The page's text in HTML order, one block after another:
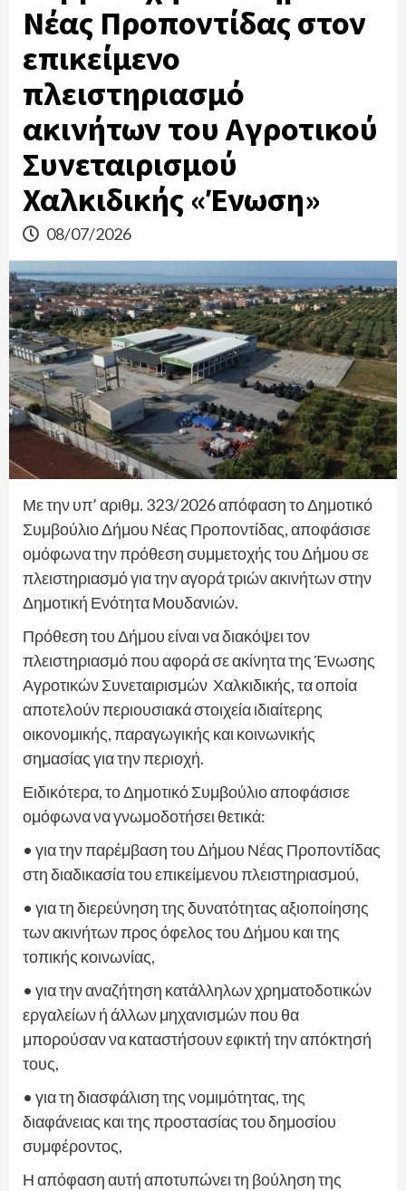
Νέας Προποντίδας στον
επικείμενο
πλειστηριασμό
ακινήτων του Αγροτικού
Συνεταιρισμού
Χαλκιδικής «Ένωση»
08/07/2026
Με την υπ’ αριθμ. 323/2026 απόφαση το Δημοτικό
Συμβούλιο Δήμου Νέας Προποντίδας, αποφάσισε
ομόφωνα την πρόθεση συμμετοχής του Δήμου σε
πλειστηριασμό για την αγορά τριών ακινήτων στην
Δημοτική Ενότητα Μουδανιών.
Πρόθεση του Δήμου είναι να διακόψει τον
πλειστηριασμό που αφορά σε ακίνητα της Ένωσης
Αγροτικών Συνεταιρισμών Χαλκιδικής, τα οποία
αποτελούν περιουσιακά στοιχεία ιδιαίτερης
οικονομικής, παραγωγικής και κοινωνικής
σημασίας για την περιοχή.
Ειδικότερα, το Δημοτικό Συμβούλιο αποφάσισε
ομόφωνα να γνωμοδοτήσει θετικά:
• για την παρέμβαση του Δήμου Νέας Προποντίδας
στη διαδικασία του επικείμενου πλειστηριασμού,
• για τη διερεύνηση της δυνατότητας αξιοποίησης
των ακινήτων προς όφελος του Δήμου και της
τοπικής κοινωνίας,
• για την αναζήτηση κατάλληλων χρηματοδοτικών
εργαλείων ή άλλων μηχανισμών που θα
μπορούσαν να καταστήσουν εφικτή την απόκτησή
τους,
• για τη διασφάλιση της νομιμότητας, της
διαφάνειας και της προστασίας του δημοσίου
συμφέροντος,
Η απόφαση αυτή αποτυπώνει τη βούληση της